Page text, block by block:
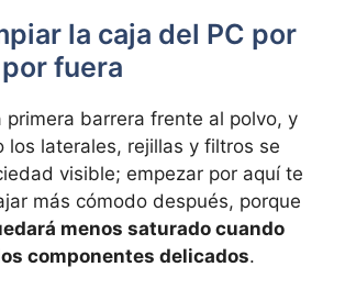
la caja del PC por
fuera
primera barrera frente al polvo, y
los laterales, rejillas y filtros se
visible; empezar por aquí te
más cómodo después, porque
menos saturado cuando
componentes delicados.